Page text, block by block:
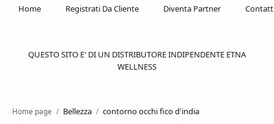
QUESTO SITO E' DI UN DISTRIBUTORE INDIPENDENTE ETNA
WELLNESS
Home page Bellezza contorno occhi fico d'india